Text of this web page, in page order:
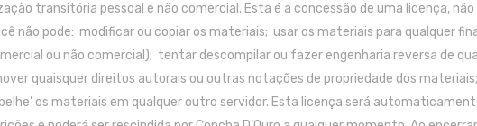
transitória pessoal e não comercial. Esta é a concessão de uma licença,
não pode: modificar ou copiar os materiais; usar os materiais para qualquer
ou não comercial); tentar descompilar ou fazer engenharia reversa de
quaisquer direitos autorais ou outras notações de propriedade dos
os materiais em qualquer outro servidor. Esta licença será